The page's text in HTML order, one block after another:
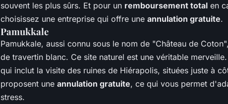
souvent les plus sûrs. Et pour un remboursement total en
choisissez une entreprise qui offre une annulation gratuite.
Pamukkale
Pamukkale, aussi connu sous le nom de "Château de
de travertin blanc. Ce site naturel est une véritable
qui inclut la visite des ruines de Hiérapolis, situées juste à
proposent une annulation gratuite, ce qui vous permet
stress.